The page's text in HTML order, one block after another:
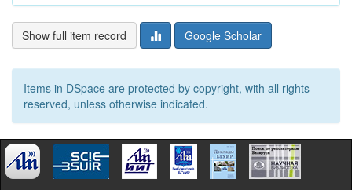
Show full item record Google Scholar
Items in DSpace are protected by copyright, with all rights
reserved, unless otherwise indicated.